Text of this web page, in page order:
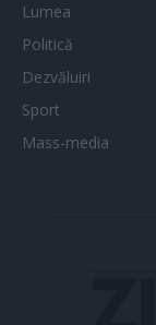
Lumea
Politică
Dezvăluiri
Sport
Mass-media